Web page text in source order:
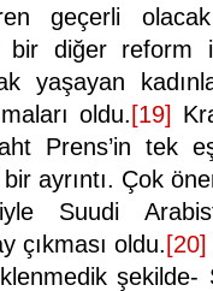
geçerli
bir diğer reform
yaşayan
oldu. [19]
Prens’in tek
bir ayrıntı. Çok
Suudi
çıkması oldu. [20]
şekilde-